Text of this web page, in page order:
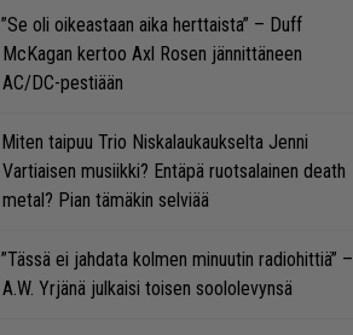
”Se oli oikeastaan aika herttaista” – Duff
McKagan kertoo Axl Rosen jännittäneen
AC/DC-pestiään
Miten taipuu Trio Niskalaukaukselta Jenni
Vartiaisen musiikki? Entäpä ruotsalainen death
metal? Pian tämäkin selviää
”Tässä ei jahdata kolmen minuutin radiohittiä” –
A.W. Yrjänä julkaisi toisen soololevynsä